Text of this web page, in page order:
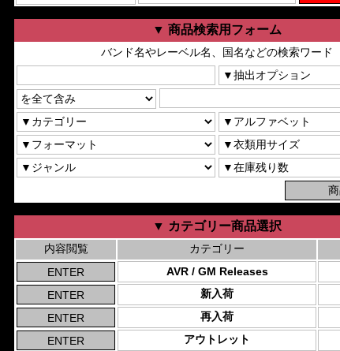
▼ 商品検索用フォーム
バンド名やレーベル名、国名などの検索ワード
▼ カテゴリー商品選択
内容閲覧 カテゴリー
AVR / GM Releases
新入荷
再入荷
アウトレット